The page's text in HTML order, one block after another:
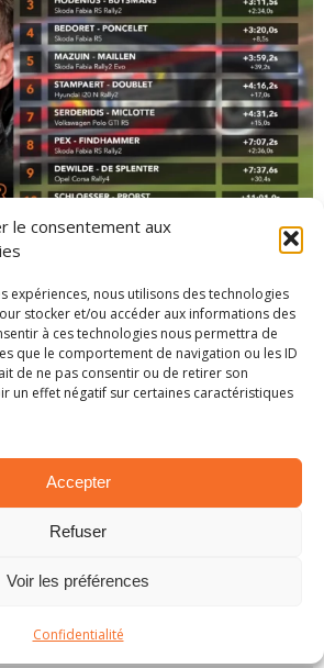
le consentement aux
expériences, nous utilisons des technologies
stocker et/ou accéder aux informations des
à ces technologies nous permettra de
que le comportement de navigation ou les ID
de ne pas consentir ou de retirer son
un effet négatif sur certaines caractéristiques
Accepter
Refuser
Voir les préférences
Confidentialité
Carpentier Photographie
Division 2